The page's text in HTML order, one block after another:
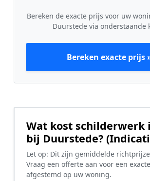
Bereken de exacte prijs voor uw
Duurstede via onderstaande
Bereken exacte prijs
Wat kost schilderwerk
bij Duurstede?
Let op: Dit zijn gemiddelde
Vraag een offerte aan voor een
afgestemd op uw woning.